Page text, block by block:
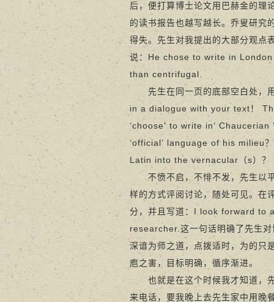
后，便打算博士论文用巴赫金的理
的读书报告也越写越长。乔叟研究
得失。先生对我提出的大部分观点
说：He chose to write in
than centrifugal.
先生在同一页的底部空白处，
in a dialogue with your text！
‘choose’ to write in‘
‘official’ language of his milieu
Latin into the vernacular（s）？
不愤不启，不悱不发，先生以平
样的方式评阅讨论，随处可见。在
分，并且写道：I look forward
researcher.这一句话明确了先生
深谙为师之道，点拨适时，为的只
庖之害，目标明确，循序渐进。
也就是在这个时候我才知道，先
来电话，要我晚上去先生家中用